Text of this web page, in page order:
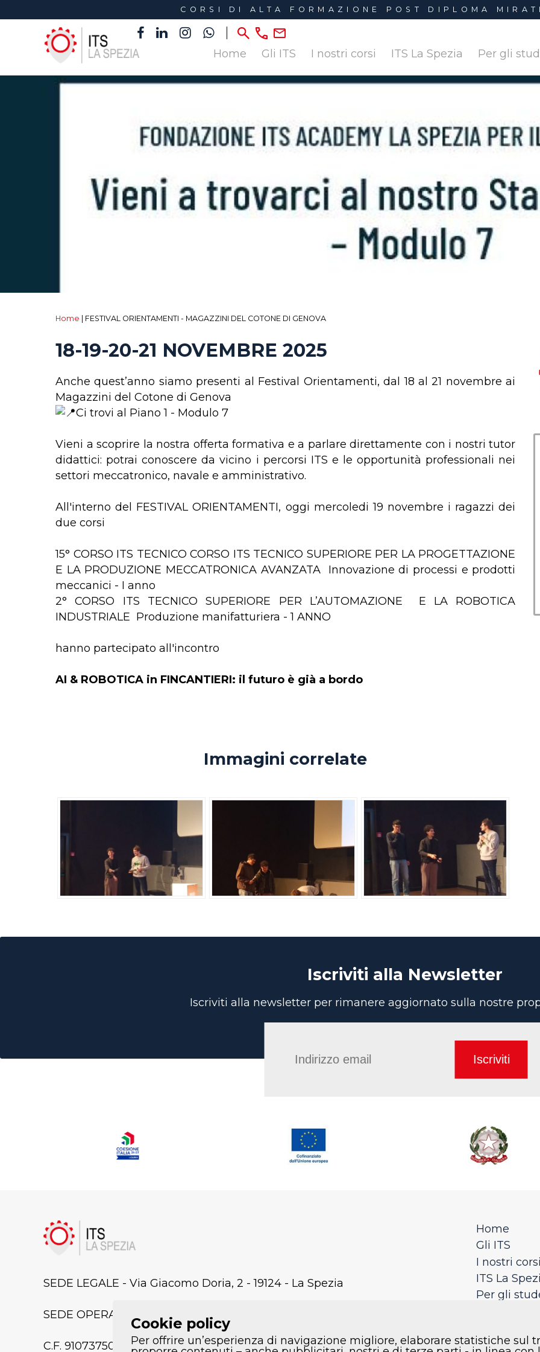
CORSI DI ALTA FORMAZIONE POST DIPLOMA
Home Gli ITS I nostri corsi ITS La Spezia Per gli
Home FESTIVAL ORIENTAMENTI - MAGAZZINI DEL COTONE DI GENOVA
18-19-20-21 NOVEMBRE 2025
Anche quest’anno siamo presenti al Festival Orientamenti, dal 18 al 21 novembre ai
Magazzini del Cotone di Genova
Ci trovi al Piano 1 - Modulo 7
Vieni a scoprire la nostra offerta formativa e a parlare direttamente con i nostri tutor
didattici: potrai conoscere da vicino i percorsi ITS e le opportunità professionali nei
settori meccatronico, navale e amministrativo.
All'interno del FESTIVAL ORIENTAMENTI, oggi mercoledi 19 novembre i ragazzi dei
due corsi
15° CORSO ITS TECNICO CORSO ITS TECNICO SUPERIORE PER LA PROGETTAZIONE
E LA PRODUZIONE MECCATRONICA AVANZATA Innovazione di processi e prodotti
meccanici - I anno
2° CORSO ITS TECNICO SUPERIORE PER L’AUTOMAZIONE E LA ROBOTICA
INDUSTRIALE Produzione manifatturiera - 1 ANNO
hanno partecipato all'incontro
AI & ROBOTICA in FINCANTIERI: il futuro è già a bordo
Immagini correlate
Iscriviti alla Newsletter
Iscriviti alla newsletter per rimanere aggiornato sulla nostre
Iscriviti
SEDE LEGALE - Via Giacomo Doria, 2 - 19124 - La Spezia
SEDE OPERATIVA/LABORATORI - Via Pianagrande, 18 - 19123 - La Spezia
C.F. 91073750118
Home
Gli ITS
I nostri corsi
ITS La
Per gli
Contatti
Cookie policy
Per offrire un’esperienza di navigazione migliore, elaborare statistiche sul